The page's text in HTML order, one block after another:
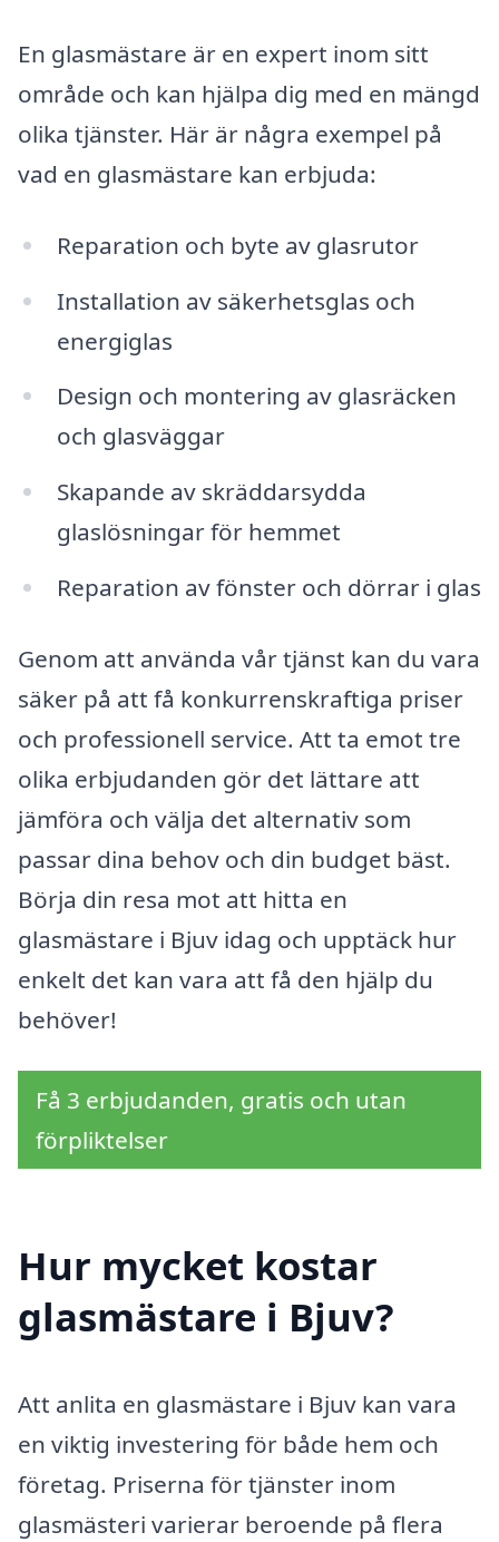
En glasmästare är en expert inom sitt
område och kan hjälpa dig med en mängd
olika tjänster. Här är några exempel på
vad en glasmästare kan erbjuda:
Reparation och byte av glasrutor
Installation av säkerhetsglas och
energiglas
Design och montering av glasräcken
och glasväggar
Skapande av skräddarsydda
glaslösningar för hemmet
Reparation av fönster och dörrar i glas
Genom att använda vår tjänst kan du vara
säker på att få konkurrenskraftiga priser
och professionell service. Att ta emot tre
olika erbjudanden gör det lättare att
jämföra och välja det alternativ som
passar dina behov och din budget bäst.
Börja din resa mot att hitta en
glasmästare i Bjuv idag och upptäck hur
enkelt det kan vara att få den hjälp du
behöver!
Få 3 erbjudanden, gratis och utan
förpliktelser
Hur mycket kostar
glasmästare i Bjuv?
Att anlita en glasmästare i Bjuv kan vara
en viktig investering för både hem och
företag. Priserna för tjänster inom
glasmästeri varierar beroende på flera